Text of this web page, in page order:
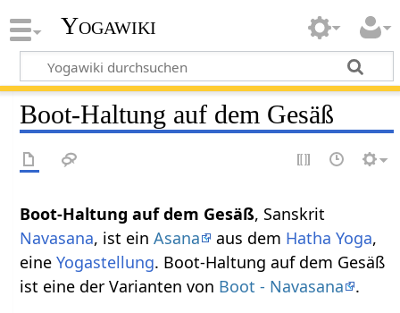
Yogawiki
Boot-Haltung auf dem Gesäß
Boot-Haltung auf dem Gesäß, Sanskrit
Navasana, ist einAsana aus dem Hatha Yoga,
eineYogastellung. Boot-Haltung auf dem Gesäß
ist eine der Varianten von Boot - Navasana .